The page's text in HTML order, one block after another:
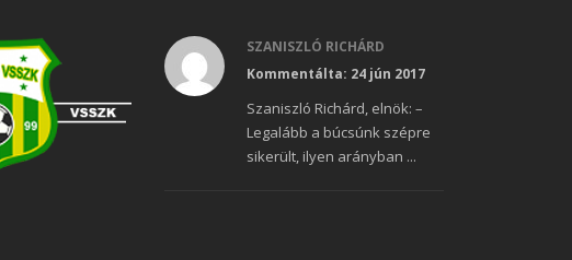
SZANISZLÓ RICHÁRD
Kommentálta: 24 jún 2017
Szaniszló Richárd, elnök: –
Legalább a búcsúnk szépre
sikerült, ilyen arányban ...